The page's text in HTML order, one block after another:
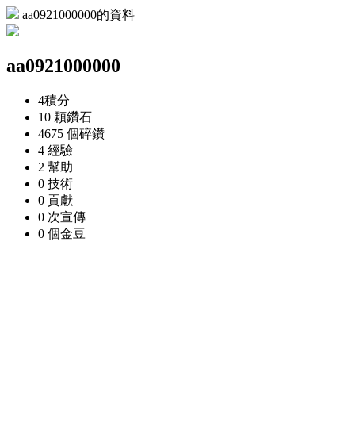
aa0921000000的資料
aa0921000000
4積分
10 顆鑽石
4675 個碎鑽
4 經驗
2 幫助
0 技術
0 貢獻
0 次宣傳
0 個金豆